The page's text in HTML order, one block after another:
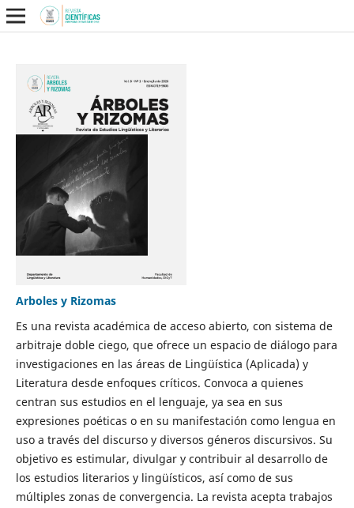
Arboles y Rizomas
Es una revista académica de acceso abierto, con sistema de
arbitraje doble ciego, que ofrece un espacio de diálogo para
investigaciones en las áreas de Lingüística (Aplicada) y
Literatura desde enfoques críticos. Convoca a quienes
centran sus estudios en el lenguaje, ya sea en sus
expresiones poéticas o en su manifestación como lengua en
uso a través del discurso y diversos géneros discursivos. Su
objetivo es estimular, divulgar y contribuir al desarrollo de
los estudios literarios y lingüísticos, así como de sus
múltiples zonas de convergencia. La revista acepta trabajos